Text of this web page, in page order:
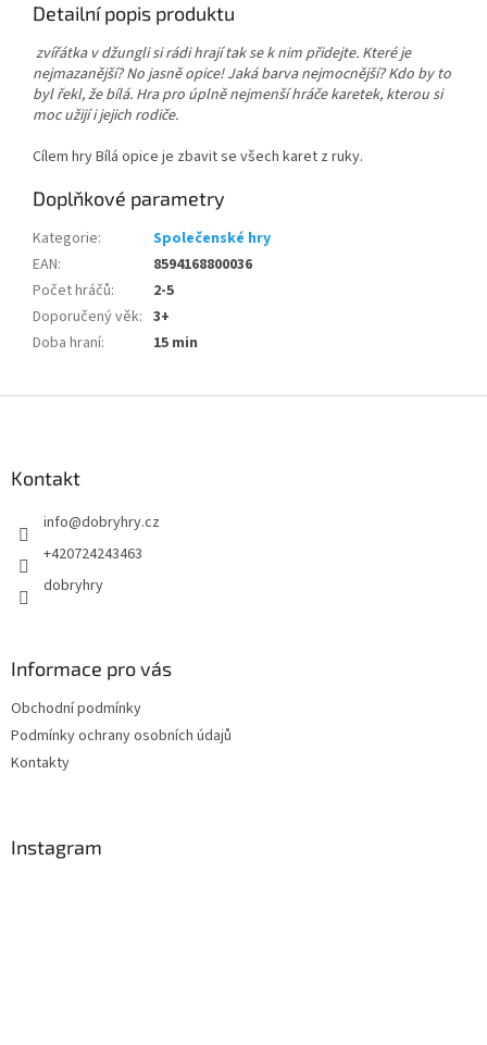
Detailní popis produktu
zvířátka v džungli si rádi hrají tak se k nim přidejte. Které je
nejmazanější? No jasně opice! Jaká barva nejmocnější? Kdo by to
byl řekl, že bílá. Hra pro úplně nejmenší hráče karetek, kterou si
moc užijí i jejich rodiče.
Cílem hry Bílá opice je zbavit se všech karet z ruky.
Doplňkové parametry
Kategorie:
Společenské hry
EAN:
8594168800036
Počet hráčů:
2-5
Doporučený věk: 3+
Doba hraní: 15 min
Kontakt
info@dobryhry.cz
+420724243463
dobryhry
Informace pro vás
Obchodní podmínky
Podmínky ochrany osobních údajů
Kontakty
Instagram